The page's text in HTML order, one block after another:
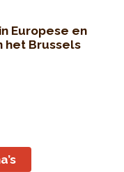
Europese en
het Brussels